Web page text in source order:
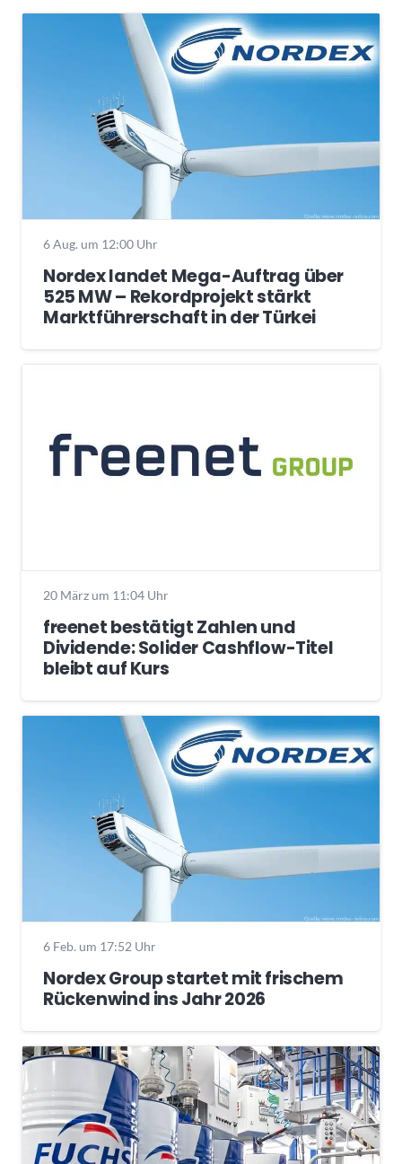
6 Aug. um 12:00 Uhr
Nordex landet Mega-Auftrag über
525 MW – Rekordprojekt stärkt
Marktführerschaft in der Türkei
20 März um 11:04 Uhr
freenet bestätigt Zahlen und
Dividende: Solider Cashflow-Titel
bleibt auf Kurs
6 Feb. um 17:52 Uhr
Nordex Group startet mit frischem
Rückenwind ins Jahr 2026